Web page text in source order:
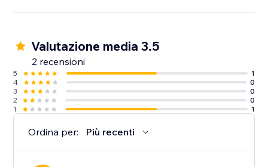
Valutazione media 3.5
2 recensioni
5
1
4
0
3
0
2
0
1
1
Ordina per: Più recenti